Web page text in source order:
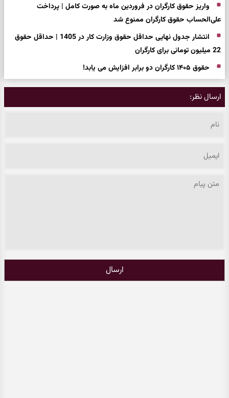
واریز حقوق کارگران در فروردین ماه به صورت کامل | پرداخت
علی‌الحساب حقوق کارگران ممنوع شد
انتشار جدول نهایی حداقل حقوق وزارت کار در 1405 | حداقل حقوق
22 میلیون تومانی برای کارگران
حقوق ۱۴۰۵ کارگران دو برابر افزایش می یابد!
ارسال نظر:
ارسال